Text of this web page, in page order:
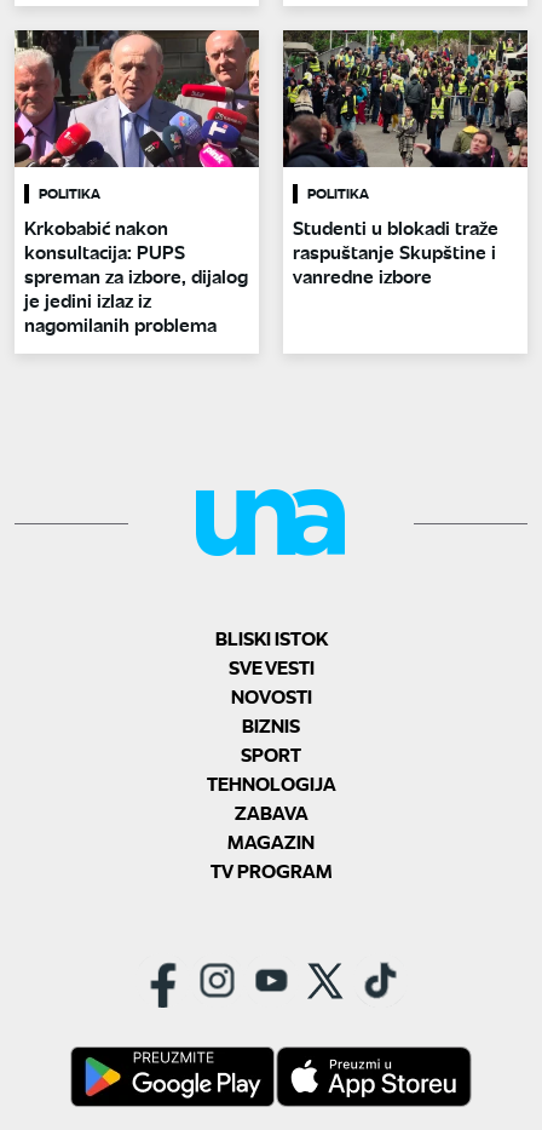
POLITIKA
Krkobabić nakon
konsultacija: PUPS
spreman za izbore, dijalog
je jedini izlaz iz
nagomilanih problema
POLITIKA
Studenti u blokadi traže
raspuštanje Skupštine i
vanredne izbore
BLISKI ISTOK
SVE VESTI
NOVOSTI
BIZNIS
SPORT
TEHNOLOGIJA
ZABAVA
MAGAZIN
TV PROGRAM